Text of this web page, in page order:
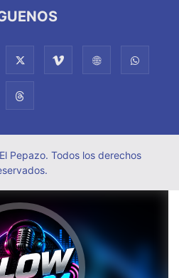
Pepazo. Todos los derechos